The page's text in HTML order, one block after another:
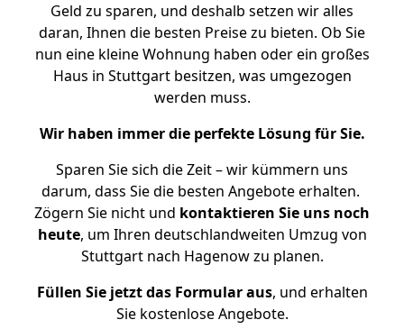
Geld zu sparen, und deshalb setzen wir alles
daran, Ihnen die besten Preise zu bieten. Ob Sie
nun eine kleine Wohnung haben oder ein großes
Haus in Stuttgart besitzen, was umgezogen
werden muss.
Wir haben immer die perfekte Lösung für Sie.
Sparen Sie sich die Zeit – wir kümmern uns
darum, dass Sie die besten Angebote erhalten.
Zögern Sie nicht und kontaktieren Sie uns noch
heute, um Ihren deutschlandweiten Umzug von
Stuttgart nach Hagenow zu planen.
Füllen Sie jetzt das Formular aus, und erhalten
Sie kostenlose Angebote.